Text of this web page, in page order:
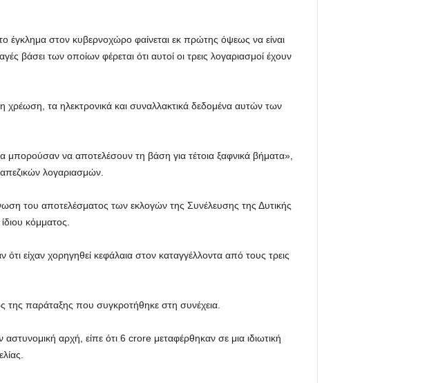
έγκλημα στον κυβερνοχώρο φαίνεται εκ πρώτης όψεως να είναι
βάσει των οποίων φέρεται ότι αυτοί οι τρεις λογαριασμοί έχουν
χρέωση, τα ηλεκτρονικά και συναλλακτικά δεδομένα αυτών των
μπορούσαν να αποτελέσουν τη βάση για τέτοια ξαφνικά βήματα»,
λογαριασμών.
του αποτελέσματος των εκλογών της Συνέλευσης της Δυτικής
κόμματος.
είχαν χορηγηθεί κεφάλαια στον καταγγέλλοντα από τους τρεις
της παράταξης που συγκροτήθηκε στη συνέχεια.
αρχή, είπε ότι 6 crore μεταφέρθηκαν σε μια ιδιωτική